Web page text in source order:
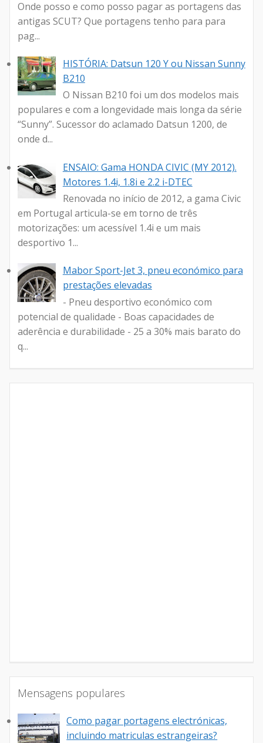
Onde posso e como posso pagar as portagens das
antigas SCUT? Que portagens tenho para para
pag...
HISTÓRIA: Datsun 120 Y ou Nissan Sunny
B210
O Nissan B210 foi um dos modelos mais
populares e com a longevidade mais longa da série
“Sunny”. Sucessor do aclamado Datsun 1200, de
onde d...
ENSAIO: Gama HONDA CIVIC (MY 2012).
Motores 1.4i, 1.8i e 2.2 i-DTEC
Renovada no início de 2012, a gama Civic
em Portugal articula-se em torno de três
motorizações: um acessível 1.4i e um mais
desportivo 1...
Mabor Sport-Jet 3, pneu económico para
prestações elevadas
- Pneu desportivo económico com
potencial de qualidade - Boas capacidades de
aderência e durabilidade - 25 a 30% mais barato do
q...
Mensagens populares
Como pagar portagens electrónicas,
incluindo matriculas estrangeiras?